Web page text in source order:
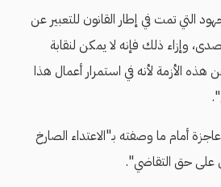
التي تمت في إطار القانون للتعبير عن
وإزاء ذلك فإنه لا يمكن لنقابة
الأزمة لأنه في استمرار أعمال هذا
أمام ما وصفته بـ"الاعتداء الصارخ
على حق التقاضي".